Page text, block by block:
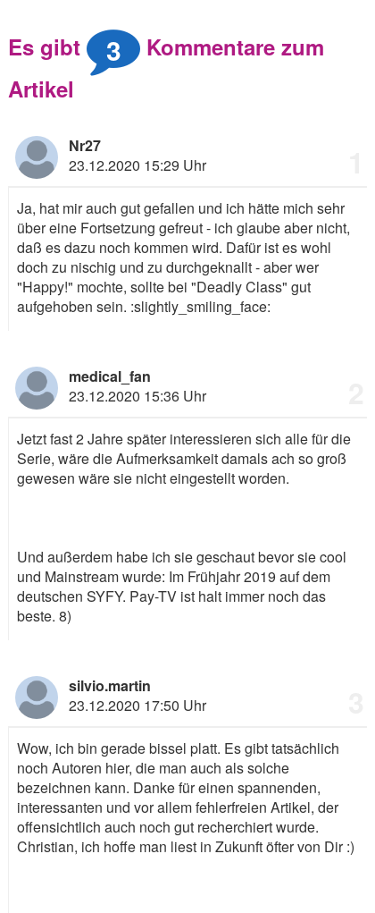
Es gibt 3
Kommentare zum
Artikel
Nr27
23.12.2020 15:29 Uhr
Ja, hat mir auch gut gefallen und ich hätte mich sehr
über eine Fortsetzung gefreut - ich glaube aber nicht,
daß es dazu noch kommen wird. Dafür ist es wohl
doch zu nischig und zu durchgeknallt - aber wer
"Happy!" mochte, sollte bei "Deadly Class" gut
aufgehoben sein. :slightly_smiling_face:
medical_fan
23.12.2020 15:36 Uhr
Jetzt fast 2 Jahre später interessieren sich alle für die
Serie, wäre die Aufmerksamkeit damals ach so groß
gewesen wäre sie nicht eingestellt worden.
Und außerdem habe ich sie geschaut bevor sie cool
und Mainstream wurde: Im Frühjahr 2019 auf dem
deutschen SYFY. Pay-TV ist halt immer noch das
beste. 8)
silvio.martin
23.12.2020 17:50 Uhr
Wow, ich bin gerade bissel platt. Es gibt tatsächlich
noch Autoren hier, die man auch als solche
bezeichnen kann. Danke für einen spannenden,
interessanten und vor allem fehlerfreien Artikel, der
offensichtlich auch noch gut recherchiert wurde.
Christian, ich hoffe man liest in Zukunft öfter von Dir:)